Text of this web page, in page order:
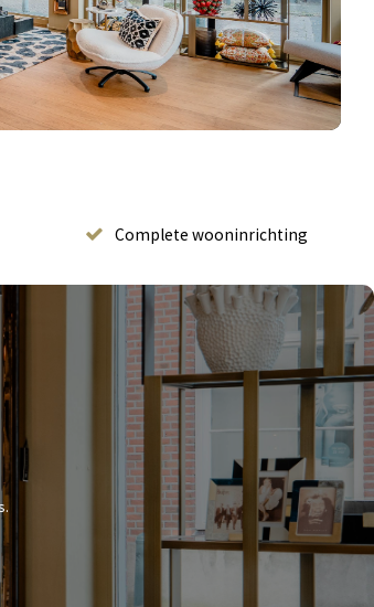
Complete wooninrichting